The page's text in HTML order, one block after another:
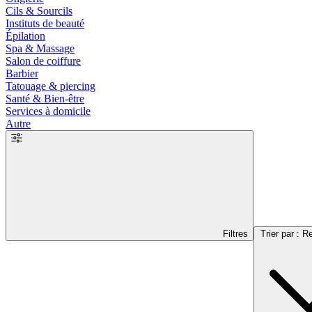
Cils & Sourcils
Instituts de beauté
Épilation
Spa & Massage
Salon de coiffure
Barbier
Tatouage & piercing
Santé & Bien-être
Services à domicile
Autre
Filtres